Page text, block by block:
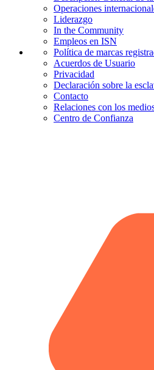
Operaciones
Liderazgo
In the Community
Empleos en ISN
Política de marcas
Acuerdos de Usuario
Privacidad
Declaración sobre la
Contacto
Relaciones con los
Centro de Confianza